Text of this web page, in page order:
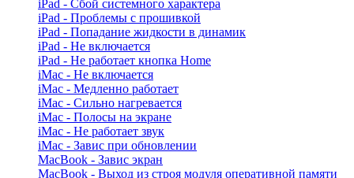
iPad - Сбой системного характера
iPad - Проблемы с прошивкой
iPad - Попадание жидкости в динамик
iPad - Не включается
iPad - Не работает кнопка Home
iMac - Не включается
iMac - Медленно работает
iMac - Сильно нагревается
iMac - Полосы на экране
iMac - Не работает звук
iMac - Завис при обновлении
MacBook - Завис экран
MacBook - Выход из строя модуля оперативной памяти